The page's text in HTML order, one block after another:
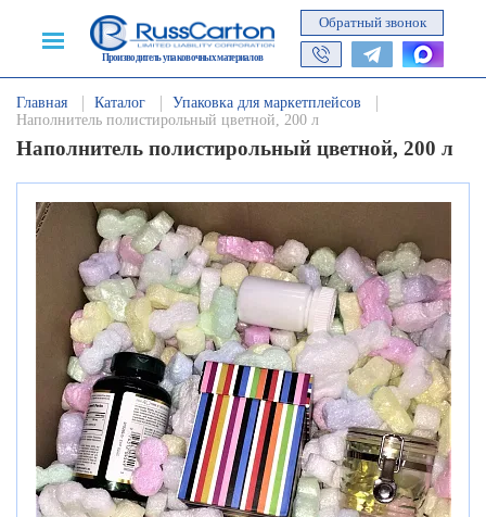
Производитель упаковочных материалов
Обратный звонок
Главная Каталог
Упаковка для маркетплейсов
Наполнитель полистирольный цветной, 200 л
Наполнитель полистирольный цветной, 200 л